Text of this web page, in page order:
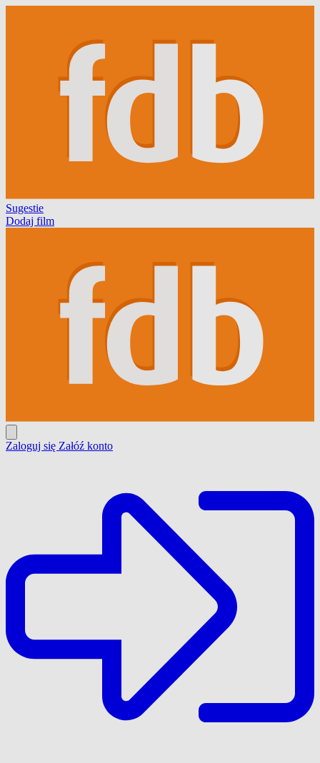
Sugestie
Dodaj film
Zaloguj się Załóź konto